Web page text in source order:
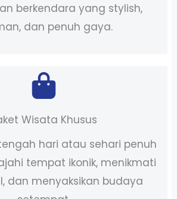
berkendara yang stylish,
dan penuh gaya.
Wisata Khusus
hari atau sehari penuh
tempat ikonik, menikmati
dan menyaksikan budaya